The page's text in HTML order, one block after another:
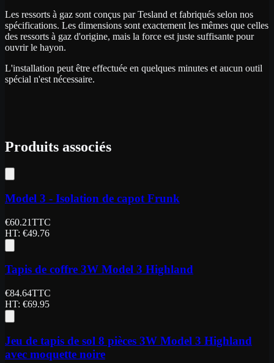
Les ressorts à gaz sont conçus par Tesland et fabriqués selon nos
spécifications. Les dimensions sont exactement les mêmes que celles
des ressorts à gaz d'origine, mais la force est juste suffisante pour
ouvrir le hayon.
L'installation peut être effectuée en quelques minutes et aucun outil
spécial n'est nécessaire.
Produits associés
Model 3 - Isolation de capot Frunk
€60.21TTC
HT: €49.76
Tapis de coffre 3W Model 3 Highland
€84.64TTC
HT: €69.95
Jeu de tapis de sol 8 pièces 3W Model 3 Highland
avec moquette noire